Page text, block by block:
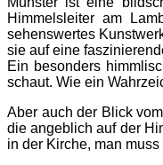
Himmelsleiter am
sehenswertes
sie auf eine
Ein besonders
schaut. Wie ein
Aber auch der Blick
die angeblich auf der
in der Kirche, man